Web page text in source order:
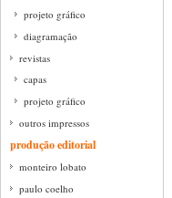
projeto gráfico
diagramação
revistas
capas
projeto gráfico
outros impressos
produção editorial
monteiro lobato
paulo coelho